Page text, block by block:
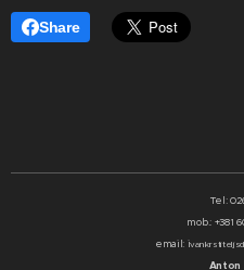
Share
Tel: 026/
mob.: +381
email: i
Anton